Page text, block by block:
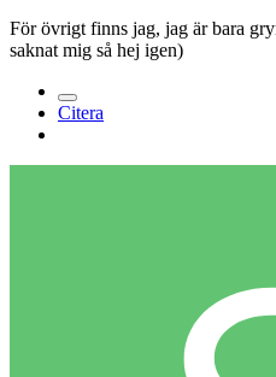
För övrigt finns jag, jag är bara
saknat mig så hej igen)
Citera